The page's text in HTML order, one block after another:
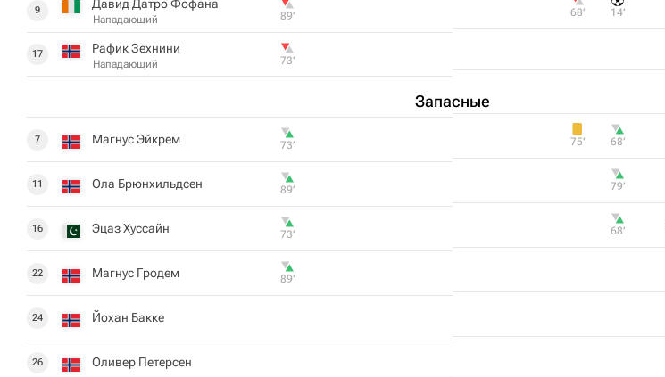
9 Давид Датро Фофана
Нападающий 89‎’‎
17 Рафик Зехнини
Нападающий 73‎’‎
Запасные
7 Магнус Эйкрем 73‎’‎
11 Ола Брюнхильдсен 89‎’‎
16 Эцаз Хуссайн 73‎’‎
22 Магнус Гродем 89‎’‎
24 Йохан Бакке
26 Оливер Петерсен
14‎’‎
68‎’‎
68‎’‎
75‎’‎
79‎’‎
68‎’‎